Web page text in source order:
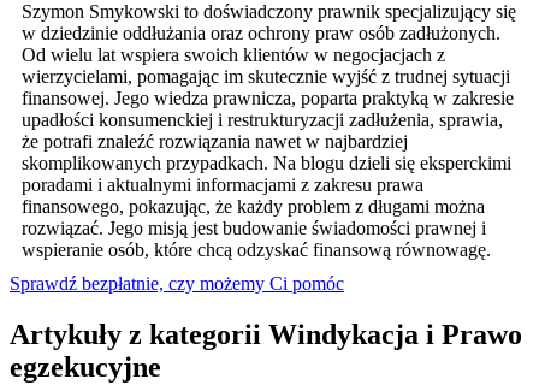
Szymon Smykowski to doświadczony prawnik specjalizujący się
w dziedzinie oddłużania oraz ochrony praw osób zadłużonych.
Od wielu lat wspiera swoich klientów w negocjacjach z
wierzycielami, pomagając im skutecznie wyjść z trudnej sytuacji
finansowej. Jego wiedza prawnicza, poparta praktyką w zakresie
upadłości konsumenckiej i restrukturyzacji zadłużenia, sprawia,
że potrafi znaleźć rozwiązania nawet w najbardziej
skomplikowanych przypadkach. Na blogu dzieli się eksperckimi
poradami i aktualnymi informacjami z zakresu prawa
finansowego, pokazując, że każdy problem z długami można
rozwiązać. Jego misją jest budowanie świadomości prawnej i
wspieranie osób, które chcą odzyskać finansową równowagę.
Sprawdź bezpłatnie, czy możemy Ci pomóc
Artykuły z kategorii Windykacja i Prawo
egzekucyjne